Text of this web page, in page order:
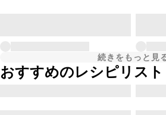
続きをもっと見
おすすめのレシピリスト